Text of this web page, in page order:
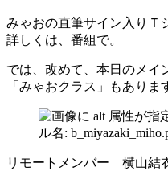
みゃおの直筆サイン入りＴ
詳しくは、番組で。
では、改めて、本日のメ
「みゃおクラス」もありま
リモートメンバー 横山結